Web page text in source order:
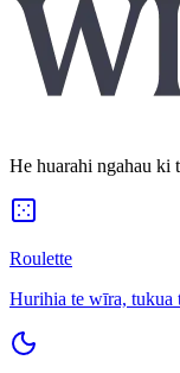
He huarahi ngahau ki
Roulette
Hurihia te wīra, tukua